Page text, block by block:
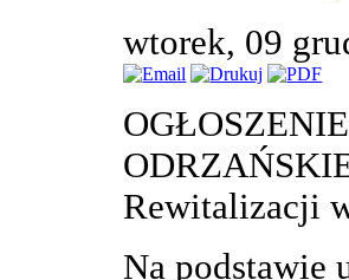
wtorek, 09
Rewitalizacji
Na podstawie